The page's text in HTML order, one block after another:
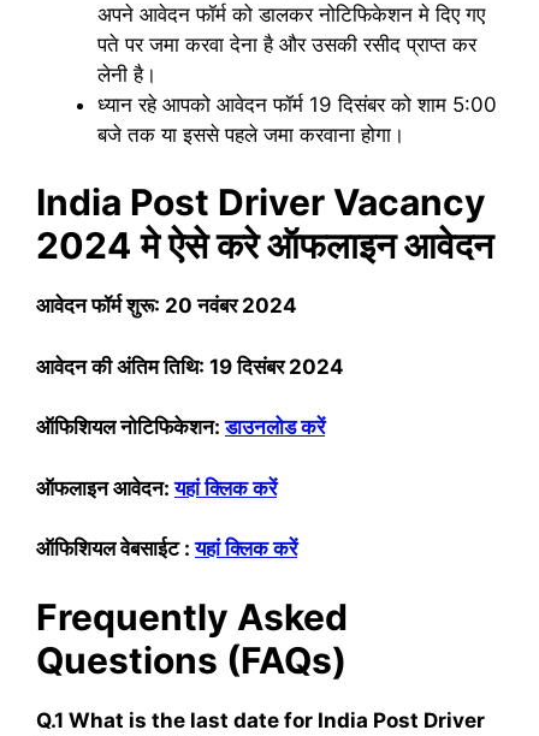
अपने आवेदन फॉर्म को डालकर नोटिफिकेशन मे दिए गए
पते पर जमा करवा देना है और उसकी रसीद प्राप्त कर
लेनी है।
ध्यान रहे आपको आवेदन फॉर्म 19 दिसंबर को शाम 5:00
बजे तक या इससे पहले जमा करवाना होगा।
India Post Driver Vacancy
2024 मे ऐसे करे ऑफलाइन आवेदन
आवेदन फॉर्म शुरू: 20नवंबर 2024
आवेदन की अंतिम तिथि: 19 दिसंबर 2024
ऑफिशियल नोटिफिकेशन:डाउनलोड करें
ऑफलाइन आवेदन:यहां क्लिक करें
ऑफिशियल वेबसाईट :यहां क्लिक करें
Frequently Asked
Questions (FAQs)
Q.1 What is the last date for India Post Driver